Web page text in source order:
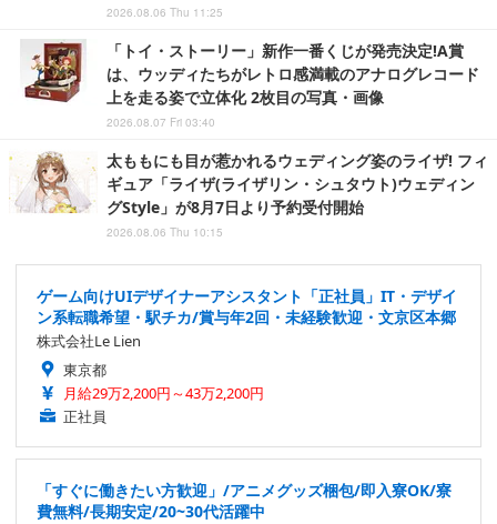
2026.08.06 Thu 11:25
「トイ・ストーリー」新作一番くじが発売決定!A賞
は、ウッディたちがレトロ感満載のアナログレコード
上を走る姿で立体化 2枚目の写真・画像
2026.08.07 Fri 03:40
太ももにも目が惹かれるウェディング姿のライザ! フィ
ギュア「ライザ(ライザリン・シュタウト)ウェディン
グStyle」が8月7日より予約受付開始
2026.08.06 Thu 10:15
ゲーム向けUIデザイナーアシスタント「正社員」IT・デザイ
ン系転職希望・駅チカ/賞与年2回・未経験歓迎・文京区本郷
株式会社Le Lien
東京都
月給29万2,200円～43万2,200円
正社員
「すぐに働きたい方歓迎」/アニメグッズ梱包/即入寮OK/寮
費無料/長期安定/20~30代活躍中